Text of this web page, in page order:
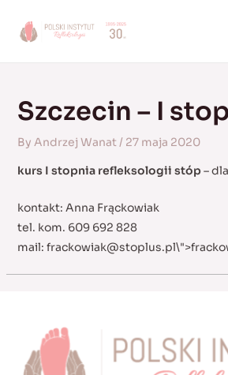
Szczecin – I
By Andrzej Wanat/ 27 maja 2020
kurs I stopnia refleksologii stóp–
kontakt: Anna Frąckowiak
tel. kom. 609 692 828
mail: frackowiak@stoplus.pl\">